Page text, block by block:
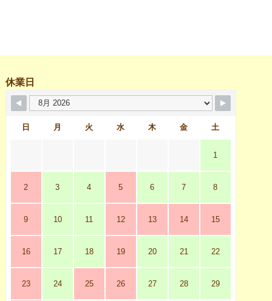
休業日
日 月 火 水 木 金 土
1
2 3 4 5 6 7 8
9 10 11 12 13 14 15
16 17 18 19 20 21 22
23 24 25 26 27 28 29